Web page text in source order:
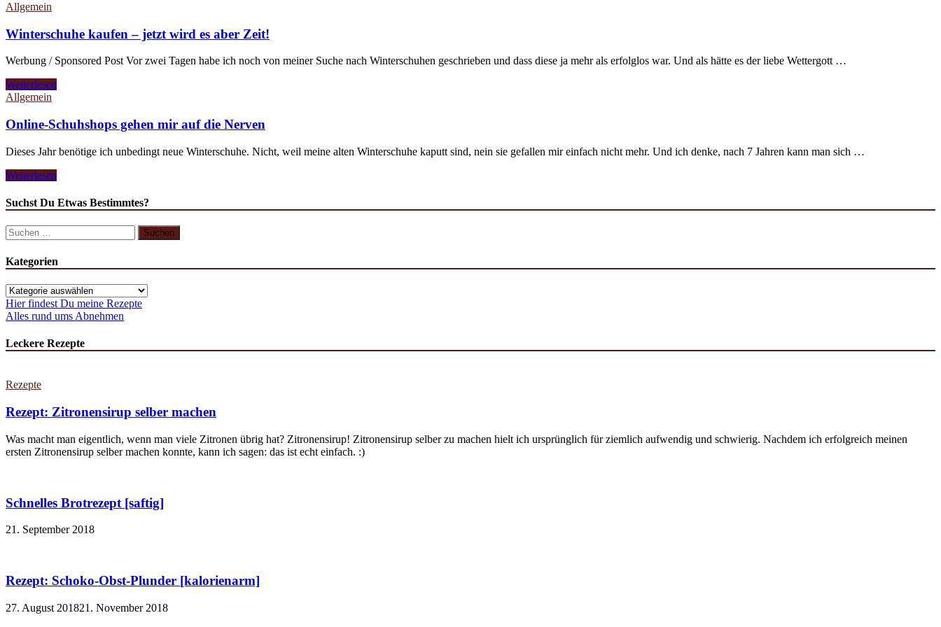
Allgemein
Winterschuhe kaufen – jetzt wird es aber Zeit!
Werbung / Sponsored Post Vor zwei Tagen habe ich noch von meiner Suche nach Winterschuhen geschrieben und dass diese ja mehr als erfolglos war. Und als hätte es der liebe Wettergott …
Winterschuhe
kaufen
jetzt
wird
es
aber
Zeit!
Weiterlesen
Allgemein
Online-Schuhshops gehen mir auf die Nerven
Dieses Jahr benötige ich unbedingt neue Winterschuhe. Nicht, weil meine alten Winterschuhe kaputt sind, nein sie gefallen mir einfach nicht mehr. Und ich denke, nach 7 Jahren kann man sich …
Online-
gehen
mir
auf
die
Weiterlesen
Suchst Du Etwas Bestimmtes?
Suchen
nach:
Kategorien
Kategorien
Hier findest Du meine Rezepte
Alles rund ums Abnehmen
Leckere Rezepte
Rezepte
Rezept: Zitronensirup selber machen
Was macht man eigentlich, wenn man viele Zitronen übrig hat? Zitronensirup! Zitronensirup selber zu machen hielt ich ursprünglich für ziemlich aufwendig und schwierig. Nachdem ich erfolgreich meinen
ersten Zitronensirup selber machen konnte, kann ich sagen: das ist echt einfach. :)
Schnelles Brotrezept [saftig]
21. September 2018
Rezept: Schoko-Obst-Plunder [kalorienarm]
27. August 201821. November 2018